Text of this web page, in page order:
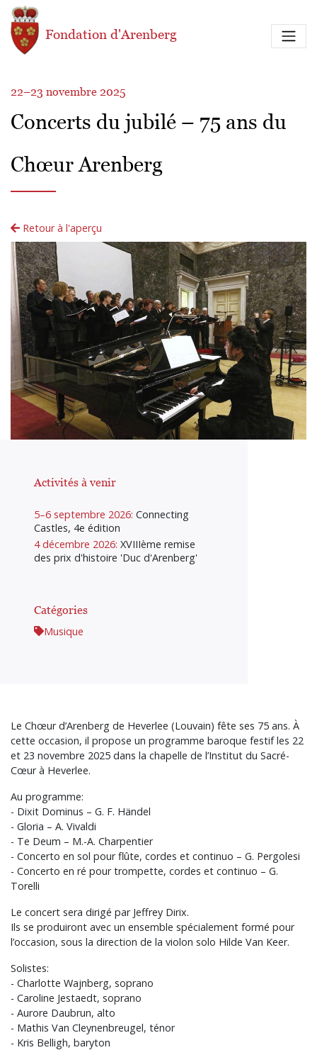
Aller au contenu principal
Fondation d'Arenberg
22–23 novembre 2025
Concerts du jubilé – 75 ans du
Chœur Arenberg
Retour à l'aperçu
Activités à venir
5–6 septembre 2026: Connecting
Castles, 4e édition
4 décembre 2026: XVIIIème remise
des prix d'histoire 'Duc d'Arenberg'
Catégories
Musique
Le Chœur d’Arenberg de Heverlee (Louvain) fête ses 75 ans. À
cette occasion, il propose un programme baroque festif les 22
et 23 novembre 2025 dans la chapelle de l’Institut du Sacré-
Cœur à Heverlee.
Au programme:
- Dixit Dominus – G. F. Händel
- Gloria – A. Vivaldi
- Te Deum – M.-A. Charpentier
- Concerto en sol pour flûte, cordes et continuo – G. Pergolesi
- Concerto en ré pour trompette, cordes et continuo – G.
Torelli
Le concert sera dirigé par Jeffrey Dirix.
Ils se produiront avec un ensemble spécialement formé pour
l’occasion, sous la direction de la violon solo Hilde Van Keer.
Solistes:
- Charlotte Wajnberg, soprano
- Caroline Jestaedt, soprano
- Aurore Daubrun, alto
- Mathis Van Cleynenbreugel, ténor
- Kris Belligh, baryton